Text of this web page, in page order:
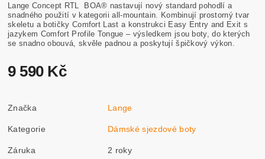
Lange Concept RTL BOA® nastavují nový standard pohodlí a
snadného použití v kategorii all-mountain. Kombinují prostorný tvar
skeletu a botičky Comfort Last a konstrukci Easy Entry and Exit s
jazykem Comfort Profile Tongue – výsledkem jsou boty, do kterých
se snadno obouvá, skvěle padnou a poskytují špičkový výkon.
9 590 Kč
Značka Lange
Kategorie Dámské sjezdové boty
Záruka 2 roky